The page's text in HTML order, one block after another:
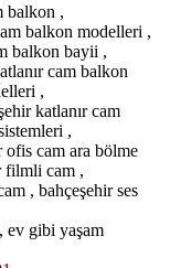
balkon ,
balkon modelleri ,
balkon bayii ,
cam balkon
,
katlanır cam
,
ofis cam ara bölme
filmli cam ,
, bahçeşehir ses
ev gibi yaşam